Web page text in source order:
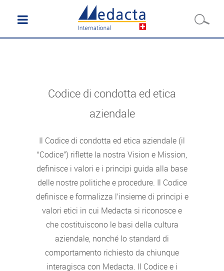
Codice di condotta ed etica
aziendale
Il Codice di condotta ed etica aziendale (il
“Codice”) riflette la nostra Vision e Mission,
definisce i valori e i principi guida alla base
delle nostre politiche e procedure. Il Codice
definisce e formalizza l’insieme di principi e
valori etici in cui Medacta si riconosce e
che costituiscono le basi della cultura
aziendale, nonché lo standard di
comportamento richiesto da chiunque
interagisca con Medacta. Il Codice e i